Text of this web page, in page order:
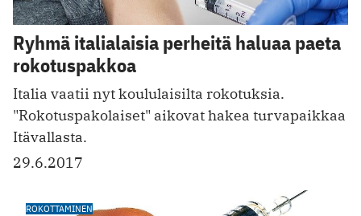
Ryhmä italialaisia perheitä haluaa paeta
rokotuspakkoa
Italia vaatii nyt koululaisilta rokotuksia.
"Rokotuspakolaiset" aikovat hakea turvapaikkaa
Itävallasta.
29.6.2017
ROKOTTAMINEN